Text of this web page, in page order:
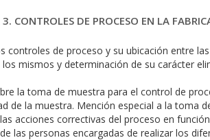
CONTROLES DE PROCESO EN LA
controles de proceso y su ubicación entre
los mismos y determinación de su carácter
la toma de muestra para el control de
de la muestra. Mención especial a la toma
acciones correctivas del proceso en
las personas encargadas de realizar los